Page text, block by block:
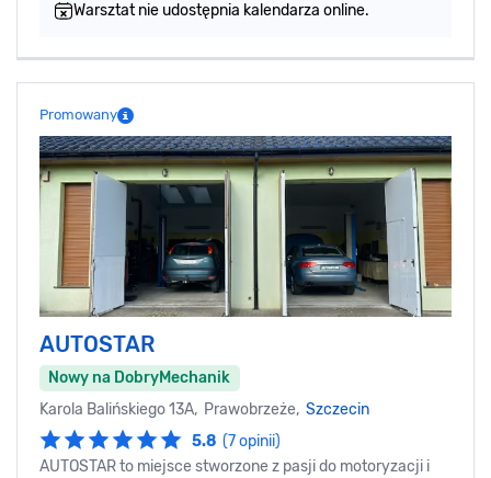
Warsztat nie udostępnia kalendarza online.
Promowany
AUTOSTAR
Nowy na DobryMechanik
Karola Balińskiego 13A, Prawobrzeże, Szczecin
5.8 (7 opinii)
AUTOSTAR to miejsce stworzone z pasji do motoryzacji i